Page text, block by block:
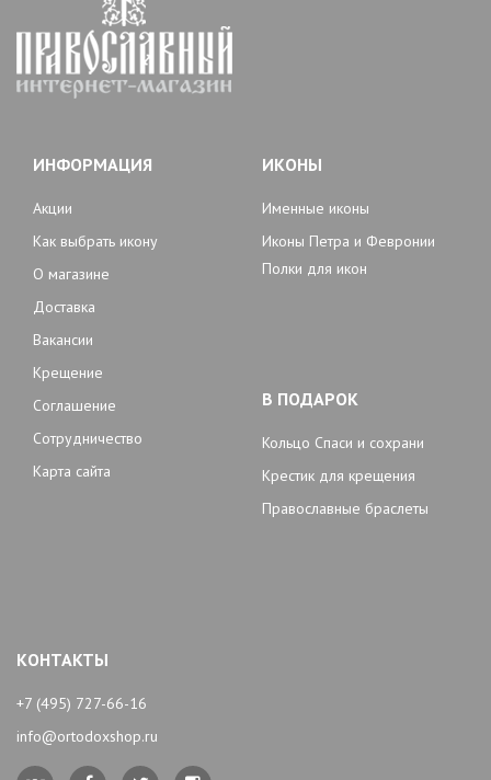
ИНФОРМАЦИЯ
Акции
Как выбрать икону
О магазине
Доставка
Вакансии
Крещение
Соглашение
Сотрудничество
Карта сайта
ИКОНЫ
Именные иконы
Иконы Петра и Февронии
Полки для икон
В ПОДАРОК
Кольцо Спаси и сохрани
Крестик для крещения
Православные браслеты
КОНТАКТЫ
+7 (495) 727-66-16
info@ortodoxshop.ru